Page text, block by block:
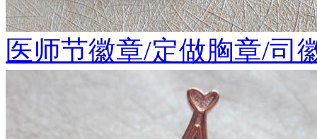
医师节徽章/定做胸章/司